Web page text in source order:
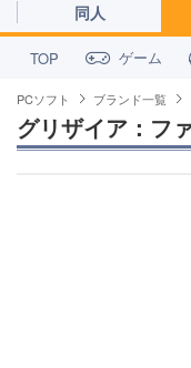
同人
TOP ゲーム
PCソフト ブランド一覧
グリザイア：フ